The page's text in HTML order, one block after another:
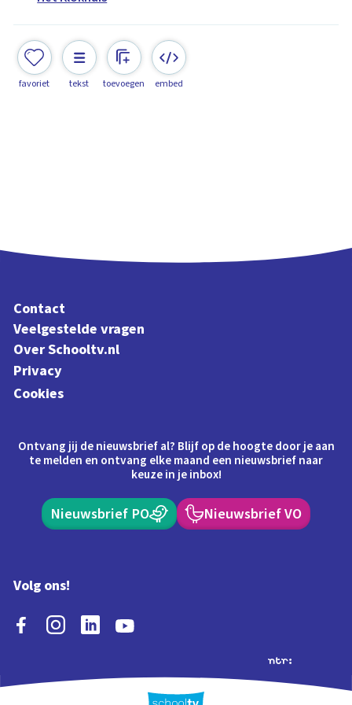
favoriet tekst toevoegen embed
Contact
Veelgestelde vragen
Over Schooltv.nl
Privacy
Cookies
Ontvang jij de nieuwsbrief al? Blijf op de hoogte door je aan
te melden en ontvang elke maand een nieuwsbrief naar
keuze in je inbox!
Nieuwsbrief PO Nieuwsbrief VO
Volg ons!